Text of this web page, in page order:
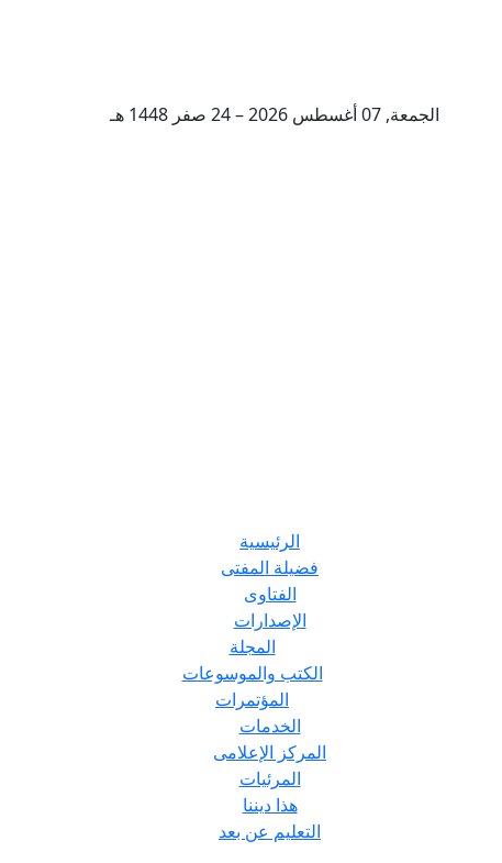
الجمعة, 07 أغسطس 2026 – 24 صفر 1448 هـ
الرئيسية
فضيلة المفتى
الفتاوى
الإصدارات
المجلة
الكتب والموسوعات
المؤتمرات
الخدمات
المركز الإعلامى
المرئيات
هذا ديننا
التعليم عن بعد